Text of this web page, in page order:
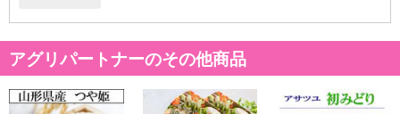
アグリパートナーのその他商品